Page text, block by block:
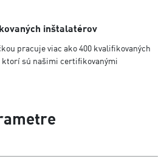
inštalatérov
pracuje viac ako 400 kvalifikovaných
ktorí sú našimi certifikovanými